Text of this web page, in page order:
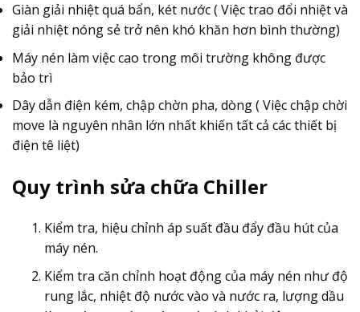
Giàn giải nhiệt quá bẩn, két nước ( Việc trao đổi nhiệt và
giải nhiệt nóng sẻ trở nên khó khăn hơn bình thường)
Máy nén làm việc cao trong môi trường không được
bảo trì
Dây dẫn điện kém, chập chờn pha, dòng ( Việc chập chời
move là nguyên nhân lớn nhất khiến tất cả các thiết bị
điện tê liệt)
Quy trình sửa chữa Chiller
Kiểm tra, hiệu chỉnh áp suất đầu đẩy đầu hút của
máy nén.
Kiểm tra căn chỉnh hoạt động của máy nén như độ
rung lắc, nhiệt độ nước vào và nước ra, lượng dầu